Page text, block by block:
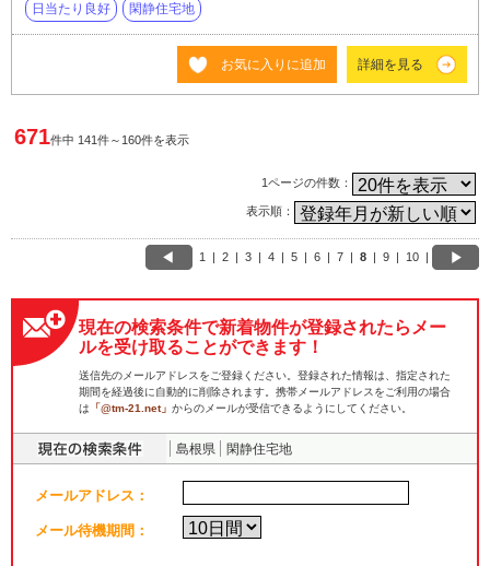
日当たり良好 閑静住宅地
お気に入りに追加 詳細を見る
671件中 141件～160件を表示
1ページの件数：
表示順：
1 | 2 | 3 | 4 | 5 | 6 | 7 | 8 | 9 | 10 |
現在の検索条件で新着物件が登録されたらメー
ルを受け取ることができます！
送信先のメールアドレスをご登録ください。登録された情報は、指定された
期間を経過後に自動的に削除されます。携帯メールアドレスをご利用の場合
は 「@tm-21.net」 からのメールが受信できるようにしてください。
島根県 閑静住宅地
メールアドレス：
メール待機期間：